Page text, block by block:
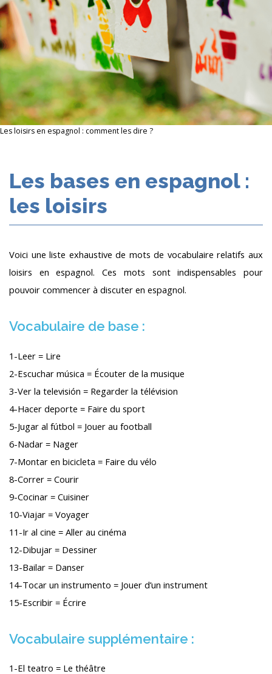
Les loisirs en espagnol : comment les dire ?
Les bases en espagnol :
les loisirs
Voici une liste exhaustive de mots de vocabulaire relatifs aux
loisirs en espagnol. Ces mots sont indispensables pour
pouvoir commencer à discuter en espagnol.
Vocabulaire de base :
1-Leer = Lire
2-Escuchar música = Écouter de la musique
3-Ver la televisión = Regarder la télévision
4-Hacer deporte = Faire du sport
5-Jugar al fútbol = Jouer au football
6-Nadar = Nager
7-Montar en bicicleta = Faire du vélo
8-Correr = Courir
9-Cocinar = Cuisiner
10-Viajar = Voyager
11-Ir al cine = Aller au cinéma
12-Dibujar = Dessiner
13-Bailar = Danser
14-Tocar un instrumento = Jouer d’un instrument
15-Escribir = Écrire
Vocabulaire supplémentaire :
1-El teatro = Le théâtre